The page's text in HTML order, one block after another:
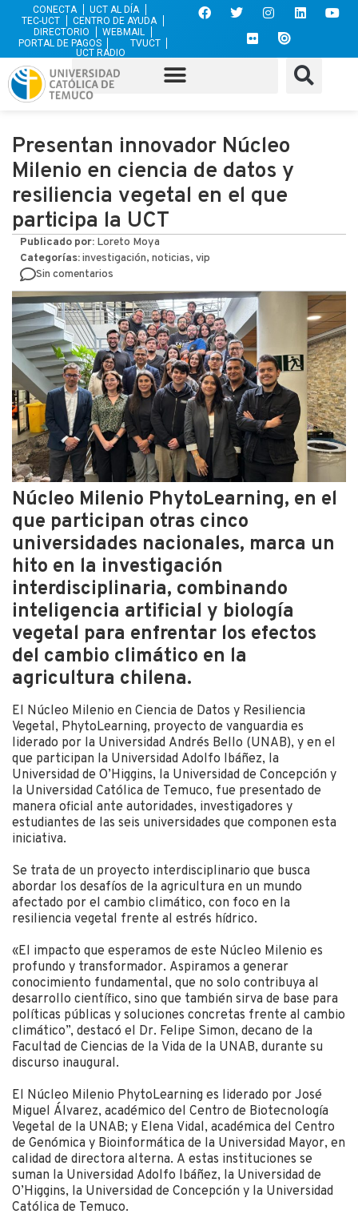
CONECTA
UCT AL DÍA
TEC-UCT
CENTRO DE AYUDA
DIRECTORIO
WEBMAIL
PORTAL DE PAGOS
TVUCT
UCT RADIO
Presentan innovador Núcleo
Milenio en ciencia de datos y
resiliencia vegetal en el que
participa la UCT
Publicado por: Loreto Moya
Categorías:investigación, noticias, vip
Sin comentarios
Núcleo Milenio PhytoLearning, en el
que participan otras cinco
universidades nacionales, marca un
hito en la investigación
interdisciplinaria, combinando
inteligencia artificial y biología
vegetal para enfrentar los efectos
del cambio climático en la
agricultura chilena.
El Núcleo Milenio en Ciencia de Datos y Resiliencia
Vegetal, PhytoLearning, proyecto de vanguardia es
liderado por la Universidad Andrés Bello (UNAB), y en el
que participan la Universidad Adolfo Ibáñez, la
Universidad de O’Higgins, la Universidad de Concepción y
la Universidad Católica de Temuco, fue presentado de
manera oficial ante autoridades, investigadores y
estudiantes de las seis universidades que componen esta
iniciativa.
Se trata de un proyecto interdisciplinario que busca
abordar los desafíos de la agricultura en un mundo
afectado por el cambio climático, con foco en la
resiliencia vegetal frente al estrés hídrico.
«El impacto que esperamos de este Núcleo Milenio es
profundo y transformador. Aspiramos a generar
conocimiento fundamental, que no solo contribuya al
desarrollo científico, sino que también sirva de base para
políticas públicas y soluciones concretas frente al cambio
climático”, destacó el Dr. Felipe Simon, decano de la
Facultad de Ciencias de la Vida de la UNAB, durante su
discurso inaugural.
El Núcleo Milenio PhytoLearning es liderado por José
Miguel Álvarez, académico del Centro de Biotecnología
Vegetal de la UNAB; y Elena Vidal, académica del Centro
de Genómica y Bioinformática de la Universidad Mayor, en
calidad de directora alterna. A estas instituciones se
suman la Universidad Adolfo Ibáñez, la Universidad de
O’Higgins, la Universidad de Concepción y la Universidad
Católica de Temuco.